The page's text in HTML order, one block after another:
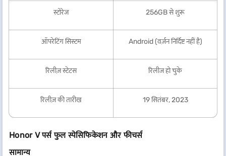
स्टोरेज 256GB से शुरू
ऑपरेटिंग सिस्टम Android (वर्ज़न निर्दिष्ट नहीं है)
रिलीज़ स्टेटस रिलीज हो चुके
रिलीज़ की तारीख 19 सितंबर, 2023
Honor V पर्स फुल स्पेसिफिकेशन और फीचर्स
सामान्य